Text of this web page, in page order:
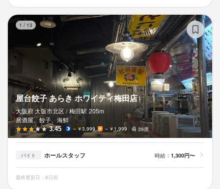
1 / 13
屋台餃子 あらき ホワイティ梅田店
大阪府 大阪市北区 / 梅田駅 205m
居酒屋、餃子、海鮮
3.45 ～￥3,999 ～￥1,999 39席
バイト ホールスタッフ 時給： 1,300円〜
最終更新日：8日前